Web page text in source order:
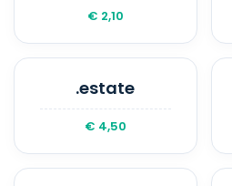
€ 2,10
.estate
€ 4,50